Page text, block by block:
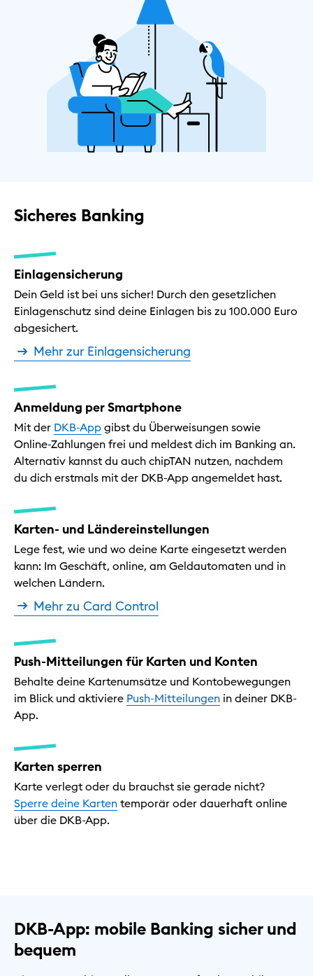
Sicheres Banking
Einlagensicherung
Dein Geld ist bei uns sicher! Durch den gesetzlichen
Einlagenschutz sind deine Einlagen bis zu 100.000 Euro
abgesichert.
Mehr zur Einlagensicherung
Anmeldung per Smartphone
Mit der DKB-App gibst du Überweisungen sowie
Online-Zahlungen frei und meldest dich im Banking an.
Alternativ kannst du auch chipTAN nutzen, nachdem
du dich erstmals mit der DKB-App angemeldet hast.
Karten- und Ländereinstellungen
Lege fest, wie und wo deine Karte eingesetzt werden
kann: Im Geschäft, online, am Geldautomaten und in
welchen Ländern.
Mehr zu Card Control
Push-Mitteilungen für Karten und Konten
Behalte deine Kartenumsätze und Kontobewegungen
im Blick und aktiviere Push-Mitteilungen in deiner DKB-
App.
Karten sperren
Karte verlegt oder du brauchst sie gerade nicht?
Sperre deine Karten temporär oder dauerhaft online
über die DKB-App.
DKB-App: mobile Banking sicher und
bequem